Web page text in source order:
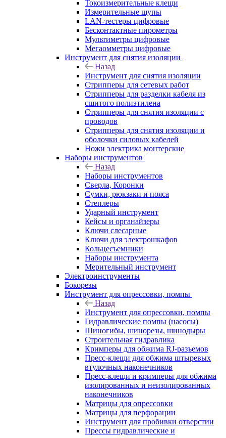
Токоизмерительные клещи
Измерительные щупы
LAN-тестеры цифровые
Бесконтактные пирометры
Мультиметры цифровые
Мегаомметры цифровые
Инструмент для снятия изоляции
Назад
Инструмент для снятия изоляции
Стрипперы для сетевых работ
Стрипперы для разделки кабеля из
сшитого полиэтилена
Cтрипперы для снятия изоляции с
проводов
Стрипперы для снятия изоляции и
оболочки силовых кабелей
Ножи электрика монтерские
Наборы инструментов
Назад
Наборы инструментов
Сверла, Коронки
Сумки, рюкзаки и пояса
Степлеры
Ударный инструмент
Кейсы и органайзеры
Ключи слесарные
Ключи для электрошкафов
Кольцесъемники
Наборы инструмента
Мерительный инструмент
Электроинструменты
Бокорезы
Инструмент для опрессовки, помпы
Назад
Инструмент для опрессовки, помпы
Гидравлические помпы (насосы)
Шиногибы, шинорезы, шинодыры
Строительная гидравлика
Кримперы для обжима RJ-разъемов
Пресс-клещи для обжима штыревых
втулочных наконечников
Пресс-клещи и кримперы для обжима
изолированных и неизолированных
наконечников
Матрицы для опрессовки
Матрицы для перфорации
Инструмент для пробивки отверстии
Прессы гидравлические и